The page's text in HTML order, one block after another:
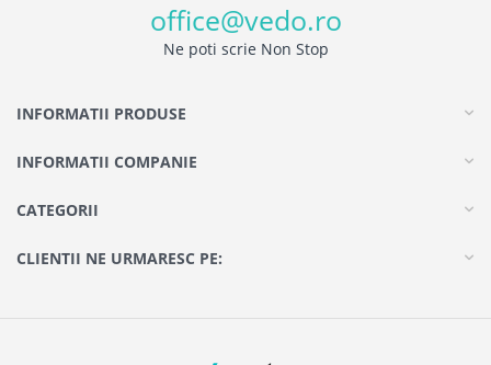
office@vedo.ro
Ne poti scrie Non Stop
INFORMATII PRODUSE
INFORMATII COMPANIE
CATEGORII
CLIENTII NE URMARESC PE: